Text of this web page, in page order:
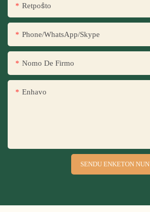
Retpoŝto
Phone/WhatsApp/Skype
Nomo De Firmo
Enhavo
SENDU ENKETON NUN